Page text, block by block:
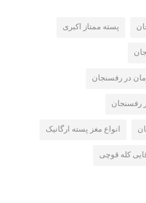
پسته ممتاز اکبری
در رفسنجان
رفسنجان
انواع مغز پسته ارگانیک
کله قوچی